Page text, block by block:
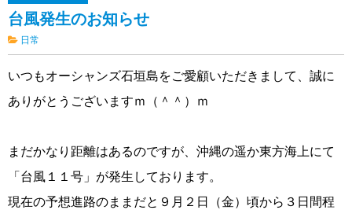
台風発生のお知らせ
日常
いつもオーシャンズ石垣島をご愛顧いただきまして、誠に
ありがとうございますｍ（＾＾）ｍ
まだかなり距離はあるのですが、沖縄の遥か東方海上にて
「台風１１号」が発生しております。
現在の予想進路のままだと９月２日（金）頃から３日間程